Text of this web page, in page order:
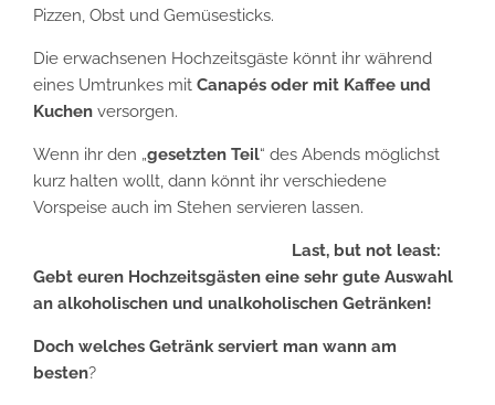
Pizzen, Obst und Gemüsesticks.
Die erwachsenen Hochzeitsgäste könnt ihr während
eines Umtrunkes mit Canapés oder mit Kaffee und
Kuchen versorgen.
Wenn ihr den „gesetzten Teil“ des Abends möglichst
kurz halten wollt, dann könnt ihr verschiedene
Vorspeise auch im Stehen servieren lassen.
Last, but not least:
Gebt euren Hochzeitsgästen eine sehr gute Auswahl
an alkoholischen und unalkoholischen Getränken!
Doch welches Getränk serviert man wann am
besten?